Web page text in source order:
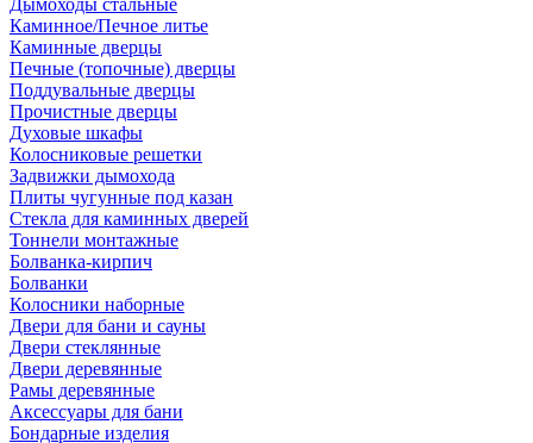
Дымоходы стальные
Каминное/Печное литье
Каминные дверцы
Печные (топочные) дверцы
Поддувальные дверцы
Прочистные дверцы
Духовые шкафы
Колосниковые решетки
Задвижки дымохода
Плиты чугунные под казан
Стекла для каминных дверей
Тоннели монтажные
Болванка-кирпич
Болванки
Колосники наборные
Двери для бани и сауны
Двери стеклянные
Двери деревянные
Рамы деревянные
Аксессуары для бани
Бондарные изделия